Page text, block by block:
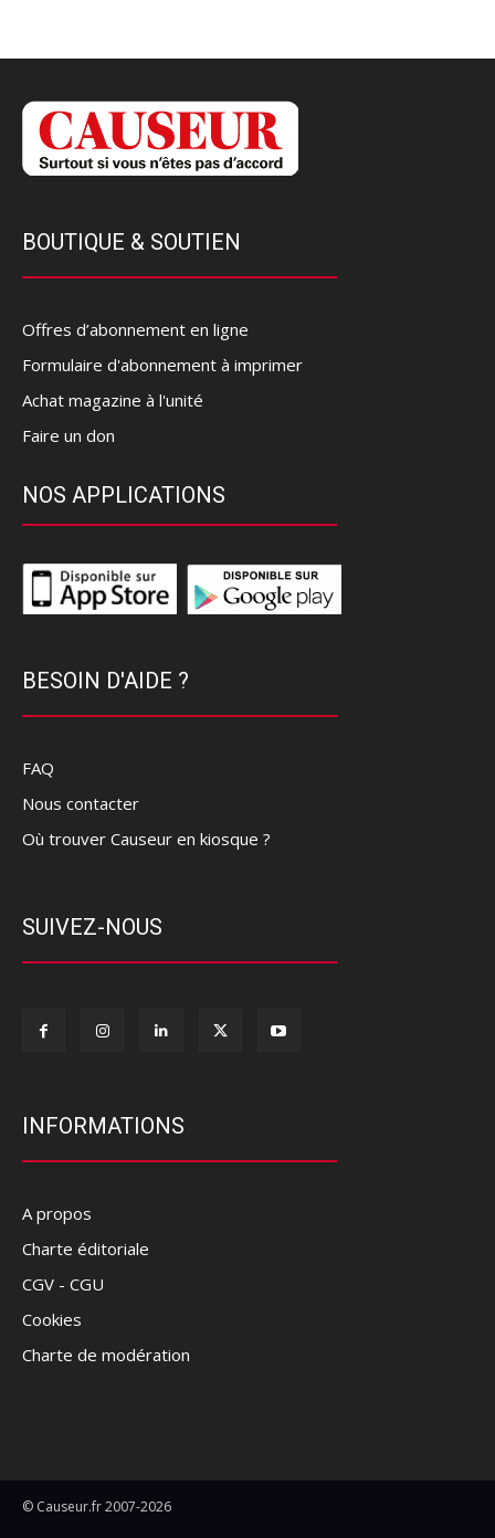
BOUTIQUE & SOUTIEN
Offres d’abonnement en ligne
Formulaire d'abonnement à imprimer
Achat magazine à l'unité
Faire un don
NOS APPLICATIONS
BESOIN D'AIDE ?
FAQ
Nous contacter
Où trouver Causeur en kiosque ?
SUIVEZ-NOUS
INFORMATIONS
A propos
Charte éditoriale
CGV - CGU
Cookies
Charte de modération
© Causeur.fr 2007-2026